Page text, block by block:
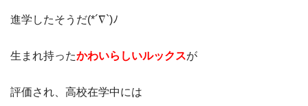
進学したそうだ(*´∇`)ﾉ
生まれ持ったかわいらしいルックスが
評価され、高校在学中には